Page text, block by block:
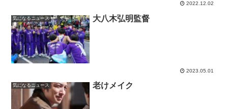
2022.12.02
気になるニュース 大八木弘明監督
2023.05.01
気になるニュース 老けメイク